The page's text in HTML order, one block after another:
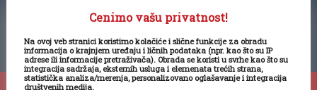
Politika privatnosti
Cenimo vašu privatnost!
Na ovoj veb stranici koristimo kolačiće i slične funkcije za obradu
informacija o krajnjem uređaju i ličnih podataka (npr. kao što su IP
adrese ili informacije pretraživača). Obrada se koristi u svrhe kao što su
integracija sadržaja, eksternih usluga i elemenata trećih strana,
statistička analiza/merenja, personalizovano oglašavanje i integracija
društvenih medija.